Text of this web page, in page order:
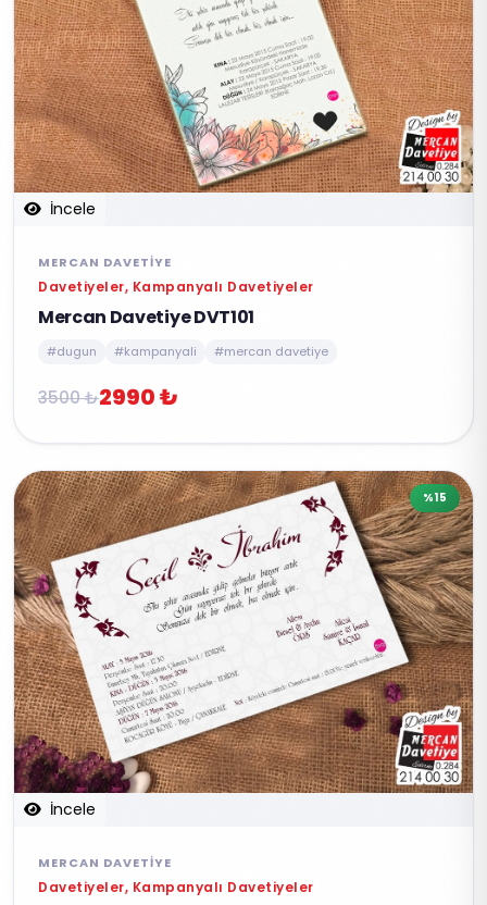
İncele
MERCAN DAVETIYE
Davetiyeler, Kampanyalı Davetiyeler
Mercan Davetiye DVT101
#dugun #kampanyali #mercan davetiye
3500 ₺2990 ₺
İncele
%15
MERCAN DAVETIYE
Davetiyeler, Kampanyalı Davetiyeler